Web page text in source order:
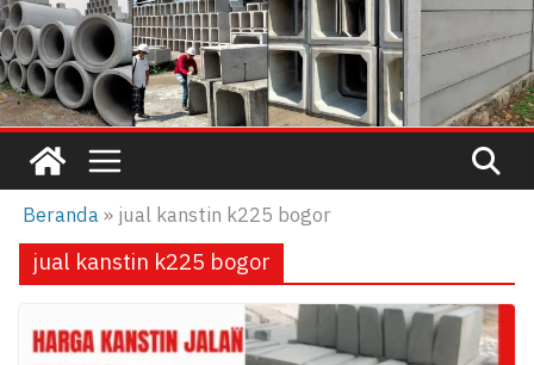
Beranda» jual kanstin k225 bogor
jual kanstin k225 bogor